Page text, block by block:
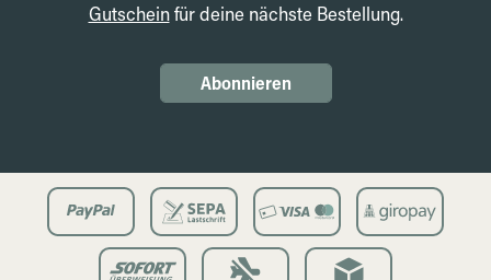
Gutscheinfür deine nächste Bestellung.
Abonnieren